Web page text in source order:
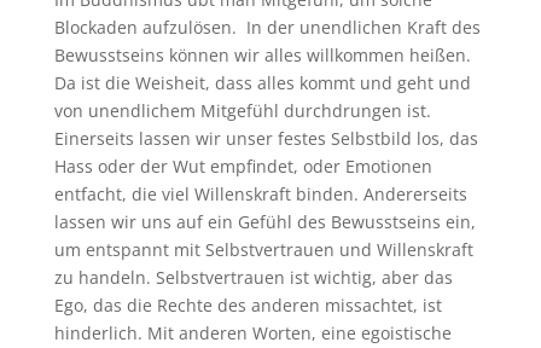
Blockaden aufzulösen. In der unendlichen Kraft des
Bewusstseins können wir alles willkommen heißen.
Da ist die Weisheit, dass alles kommt und geht und
von unendlichem Mitgefühl durchdrungen ist.
Einerseits lassen wir unser festes Selbstbild los, das
Hass oder der Wut empfindet, oder Emotionen
entfacht, die viel Willenskraft binden. Andererseits
lassen wir uns auf ein Gefühl des Bewusstseins ein,
um entspannt mit Selbstvertrauen und Willenskraft
zu handeln. Selbstvertrauen ist wichtig, aber das
Ego, das die Rechte des anderen missachtet, ist
hinderlich. Mit anderen Worten, eine egoistische